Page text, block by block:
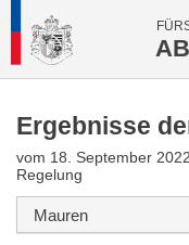
Ergebnisse
vom 18. September
Regelung